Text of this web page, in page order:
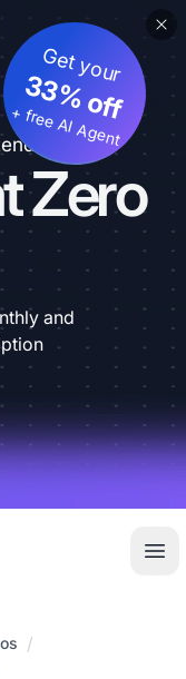
Zero
Get your
33% off
+ free AI Agent
and
/